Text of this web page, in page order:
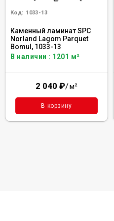
Код: 1033-13
Каменный ламинат SPC
Norland Lagom Parquet
Bomul, 1033-13
В наличии : 1201 м²
2 040 ₽/м²
В корзину